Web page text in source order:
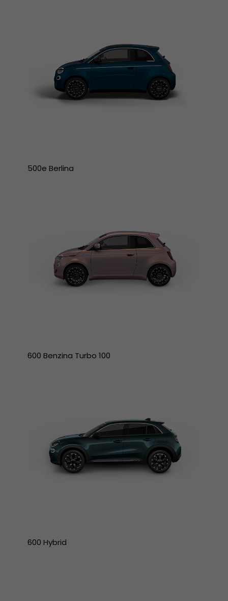
500e Berlina
600 Benzina Turbo 100
600 Hybrid